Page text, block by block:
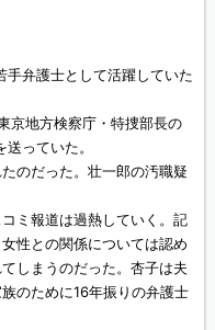
弁護士として活躍していた
京地方検察庁・特捜部長の
っていた。
のだった。壮一郎の汚職疑
ミ報道は過熱していく。記
性との関係については認め
しまうのだった。杏子は夫
のために16年振りの弁護士